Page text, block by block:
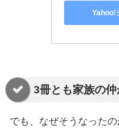
Yahoo!
3冊とも家族の仲
でも、なぜそうなった